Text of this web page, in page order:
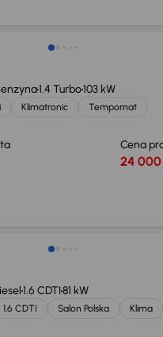
1.4 Turbo103 kW
Klimatronic
Tempomat
Cena
24 000
1.6 CDTI81 kW
1.6 CDTI Salon Polska
Klima